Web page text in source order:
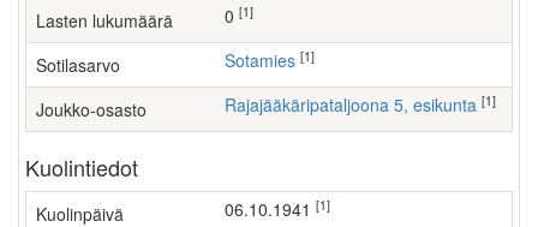
Lasten lukumäärä [1]
Sotilasarvo Sotamies [1]
Joukko-osasto Rajajääkäripataljoona 5, esikunta [1]
Kuolintiedot
Kuolinpäivä 06.10.1941 [1]